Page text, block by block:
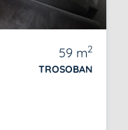
59 m2
TROSOBAN